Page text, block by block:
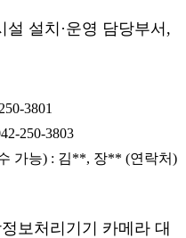
설치·운영 담당부서,
3801
250-3803
가능) : 김**, 장** (연락처)
보처리기기 카메라 대